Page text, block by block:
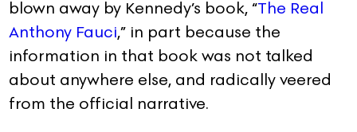
blown away by Kennedy’s book, “The Real
Anthony Fauci,” in part because the
information in that book was not talked
about anywhere else, and radically veered
from the official narrative.